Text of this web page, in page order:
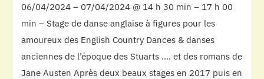
06/04/2024 – 07/04/2024 @ 14 h 30 min – 17 h 00
min – Stage de danse anglaise à figures pour les
amoureux des English Country Dances & danses
anciennes de l’époque des Stuarts …. et des romans de
Jane Austen Après deux beaux stages en 2017 puis en